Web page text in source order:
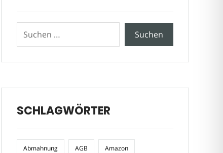
SCHLAGWÖRTER
Abmahnung AGB Amazon